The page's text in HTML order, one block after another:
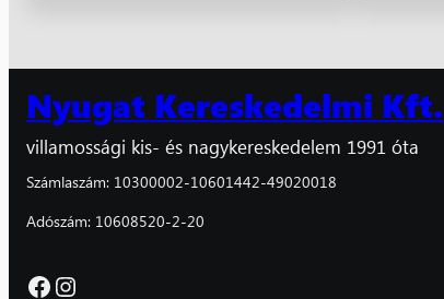
Nyugat Kereskedelmi Kft.
villamossági kis- és nagykereskedelem 1991 óta
Számlaszám: 10300002-10601442-49020018
Adószám: 10608520-2-20
Facebook Instagram